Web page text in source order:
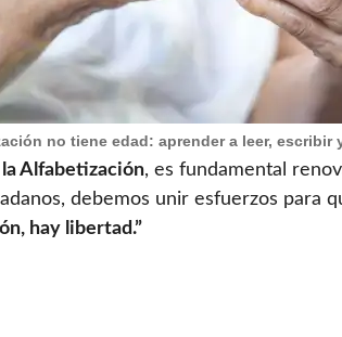
no tiene edad: aprender a leer,
Alfabetización, es fundamental
debemos unir esfuerzos para
hay libertad.”